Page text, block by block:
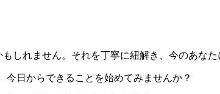
しれません。それを丁寧に紐解き、今のあな
今日からできることを始めてみませんか？